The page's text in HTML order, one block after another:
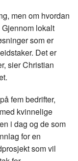
men om hvordan
lokalt
som er
Det er
sier Christian
fem bedrifter,
kvinnelige
i dag og de som
for en
som vil